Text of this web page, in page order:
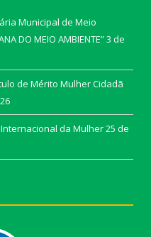
Municipal de Meio
DO MEIO AMBIENTE”3 de
de Mérito Mulher Cidadã
da Mulher25 de